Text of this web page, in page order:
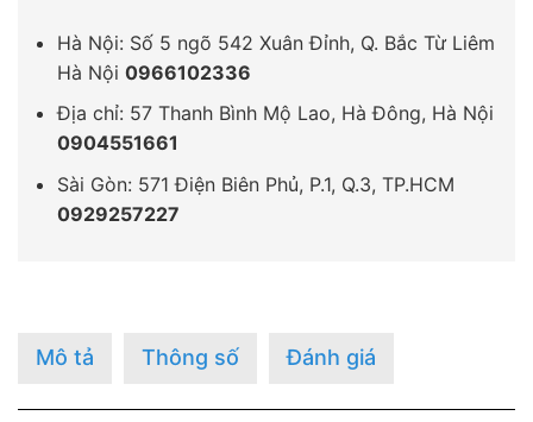
Hà Nội: Số 5 ngõ 542 Xuân Đỉnh, Q. Bắc Từ Liêm
Hà Nội 0966102336
Địa chỉ: 57 Thanh Bình Mộ Lao, Hà Đông, Hà Nội
0904551661
Sài Gòn: 571 Điện Biên Phủ, P.1, Q.3, TP.HCM
0929257227
Mô tả Thông số Đánh giá